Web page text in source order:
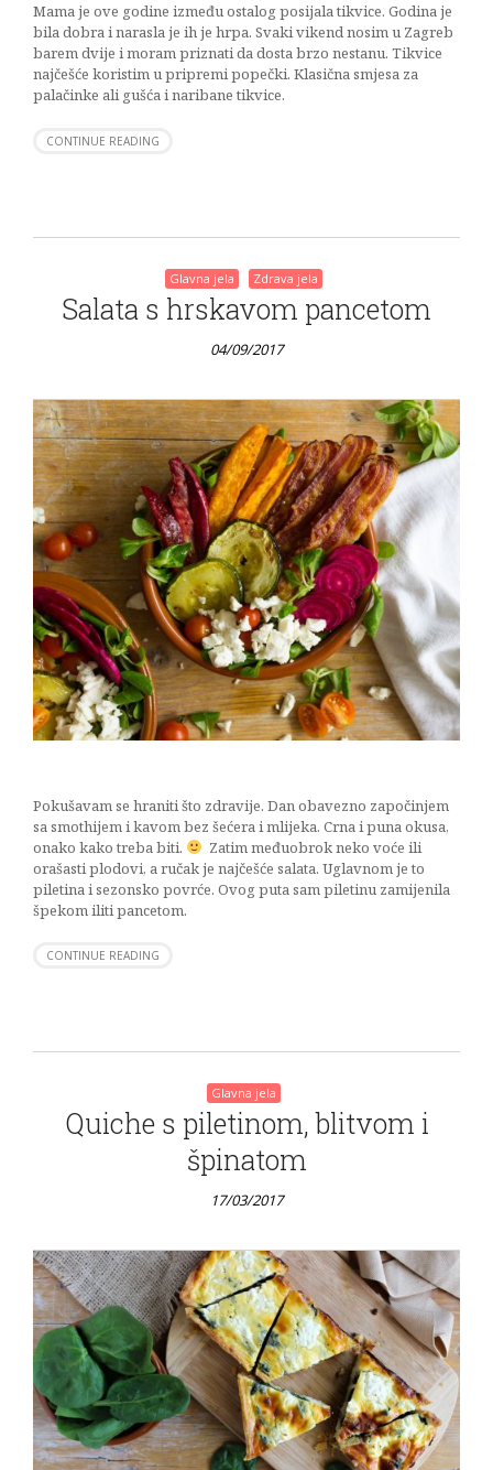
Mama je ove godine između ostalog posijala tikvice. Godina je
bila dobra i narasla je ih je hrpa. Svaki vikend nosim u Zagreb
barem dvije i moram priznati da dosta brzo nestanu. Tikvice
najčešće koristim u pripremi popečki. Klasična smjesa za
palačinke ali gušća i naribane tikvice.
CONTINUE READING
Glavna jela Zdrava jela
Salata s hrskavom pancetom
04/09/2017
Pokušavam se hraniti što zdravije. Dan obavezno započinjem
sa smothijem i kavom bez šećera i mlijeka. Crna i puna okusa,
onako kako treba biti.
Zatim međuobrok neko voće ili
orašasti plodovi, a ručak je najčešće salata. Uglavnom je to
piletina i sezonsko povrće. Ovog puta sam piletinu zamijenila
špekom iliti pancetom.
CONTINUE READING
Glavna jela
Quiche s piletinom, blitvom i
špinatom
17/03/2017